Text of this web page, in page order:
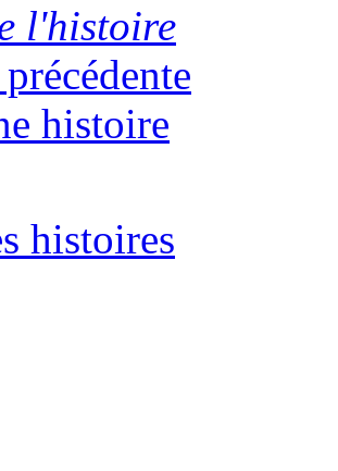
l'histoire
histoire
histoires